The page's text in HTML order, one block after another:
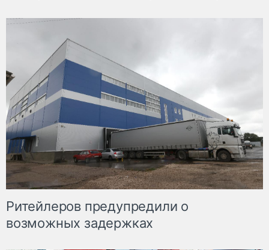
Ритейлеров предупредили о
возможных задержках